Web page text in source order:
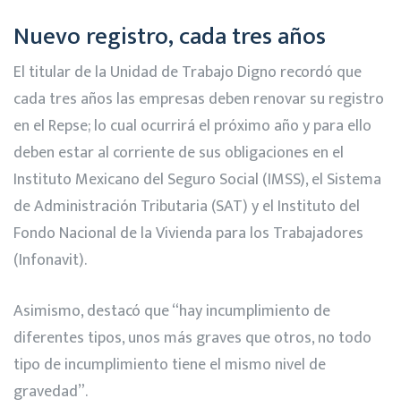
Nuevo registro, cada tres años
El titular de la Unidad de Trabajo Digno recordó que
cada tres años las empresas deben renovar su registro
en el Repse; lo cual ocurrirá el próximo año y para ello
deben estar al corriente de sus obligaciones en el
Instituto Mexicano del Seguro Social (IMSS), el Sistema
de Administración Tributaria (SAT) y el Instituto del
Fondo Nacional de la Vivienda para los Trabajadores
(Infonavit).
Asimismo, destacó que “hay incumplimiento de
diferentes tipos, unos más graves que otros, no todo
tipo de incumplimiento tiene el mismo nivel de
gravedad”.